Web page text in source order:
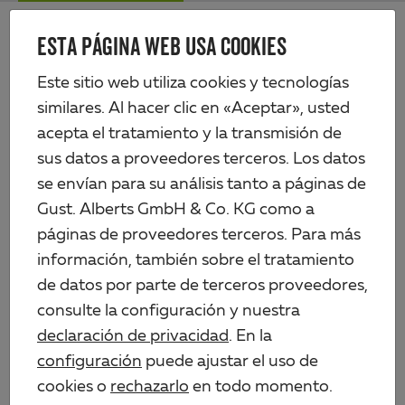
ESTA PÁGINA WEB USA COOKIES
Este sitio web utiliza cookies y tecnologías
similares. Al hacer clic en «Aceptar», usted
acepta el tratamiento y la transmisión de
sus datos a proveedores terceros. Los datos
se envían para su análisis tanto a páginas de
Gust. Alberts GmbH & Co. KG como a
páginas de proveedores terceros. Para más
información, también sobre el tratamiento
de datos por parte de terceros proveedores,
consulte la configuración y nuestra
declaración de privacidad. En la
configuración puede ajustar el uso de
cookies o rechazarlo en todo momento.
Skip
content
Alberts
Productos Perfiles y chapas Perfiles de plástico Perfil en ángulo